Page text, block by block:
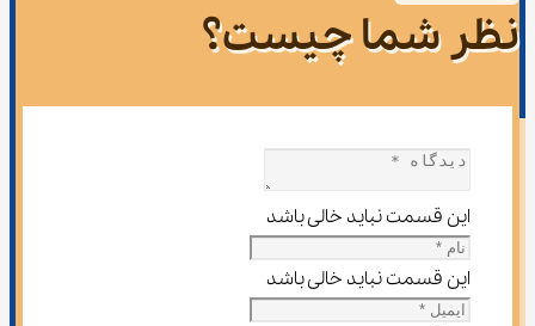
نظر شما چیست؟
این قسمت نباید خالی باشد
این قسمت نباید خالی باشد